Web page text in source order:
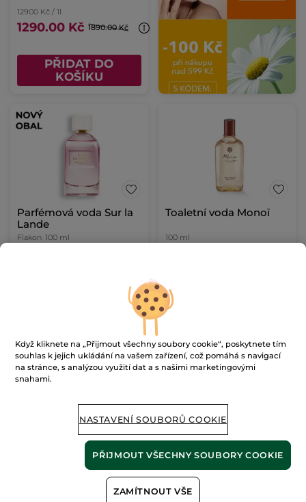
12900 Kč / 1l
1290.00 Kč 1890.00 Kč
PŘIDAT DO
KOŠÍKU
Parfémová voda Sur la
Lande
Flakon 100 ml
Toaletní voda Monoï
100 ml
1290.00 Kč
Parfémová voda Sel d
Flakon
Když kliknete na „Přijmout všechny soubory cookie“, poskytnete tím
souhlas k jejich ukládání na vašem zařízení, což pomáhá s navigací
na stránce, s analýzou využití dat a s našimi marketingovými
snahami.
NASTAVENÍ SOUBORŮ COOKIE
ZAMÍTNOUT VŠE
PŘIJMOUT VŠECHNY SOUBORY COOKIE